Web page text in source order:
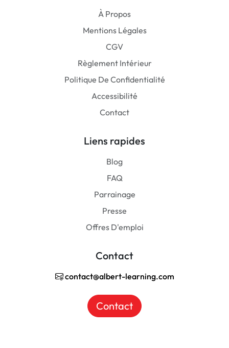
À Propos
Mentions Légales
CGV
Règlement Intérieur
Politique De Confidentialité
Accessibilité
Contact
Liens rapides
Blog
FAQ
Parrainage
Presse
Offres D'emploi
Contact
contact@albert-learning.com
Contact